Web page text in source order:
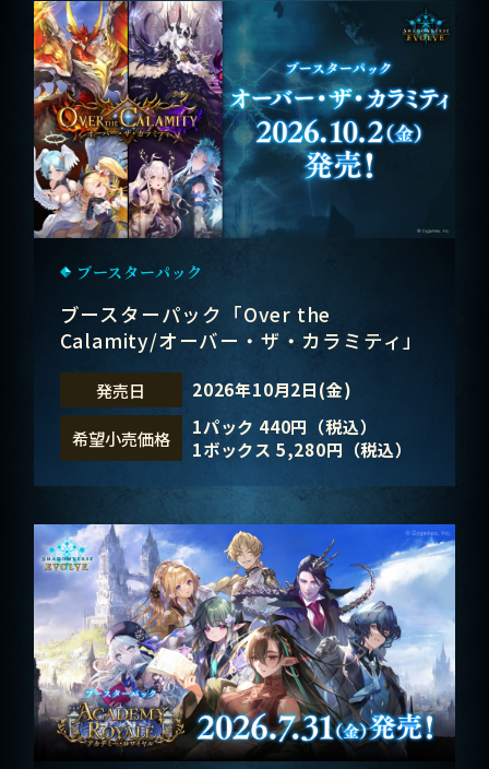
ブースターパック
ブースターパック「Over the
Calamity/オーバー・ザ・カラミティ」
発売日 2026年10月2日(金)
希望小売価格
1パック 440円（税込）
1ボックス 5,280円（税込）